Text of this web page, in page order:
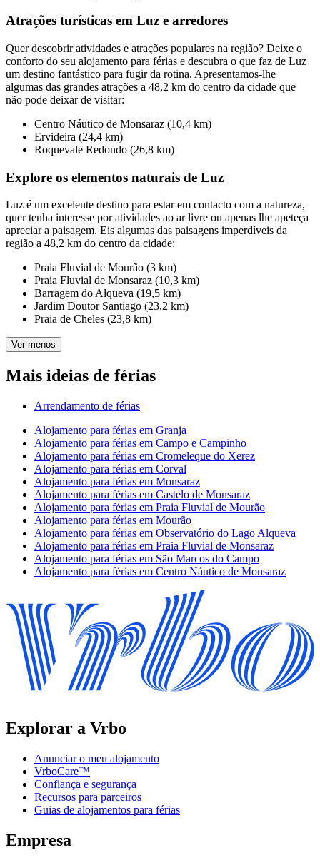
Atrações turísticas em Luz e arredores
Quer descobrir atividades e atrações populares na região? Deixe o
conforto do seu alojamento para férias e descubra o que faz de Luz
um destino fantástico para fugir da rotina. Apresentamos-lhe
algumas das grandes atrações a 48,2 km do centro da cidade que
não pode deixar de visitar:
Centro Náutico de Monsaraz (10,4 km)
Ervideira (24,4 km)
Roquevale Redondo (26,8 km)
Explore os elementos naturais de Luz
Luz é um excelente destino para estar em contacto com a natureza,
quer tenha interesse por atividades ao ar livre ou apenas lhe apeteça
apreciar a paisagem. Eis algumas das paisagens imperdíveis da
região a 48,2 km do centro da cidade:
Praia Fluvial de Mourão (3 km)
Praia Fluvial de Monsaraz (10,3 km)
Barragem do Alqueva (19,5 km)
Jardim Doutor Santiago (23,2 km)
Praia de Cheles (23,8 km)
Ver menos
Mais ideias de férias
Arrendamento de férias
Alojamento para férias em Granja
Alojamento para férias em Campo e Campinho
Alojamento para férias em Cromeleque do Xerez
Alojamento para férias em Corval
Alojamento para férias em Monsaraz
Alojamento para férias em Castelo de Monsaraz
Alojamento para férias em Praia Fluvial de Mourão
Alojamento para férias em Mourão
Alojamento para férias em Observatório do Lago Alqueva
Alojamento para férias em Praia Fluvial de Monsaraz
Alojamento para férias em São Marcos do Campo
Alojamento para férias em Centro Náutico de Monsaraz
Explorar a Vrbo
Anunciar o meu alojamento
VrboCare™
Confiança e segurança
Recursos para parceiros
Guias de alojamentos para férias
Empresa